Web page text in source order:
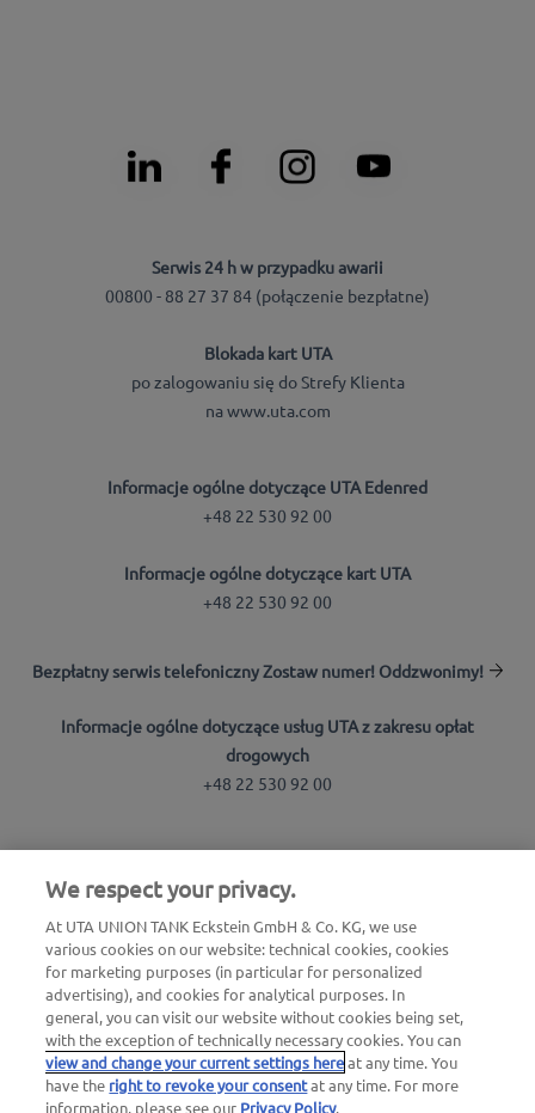
Serwis 24 h w przypadku awarii
00800 - 88 27 37 84 (połączenie bezpłatne)
Blokada kart UTA
po zalogowaniu się do Strefy Klienta
na www.uta.com
Informacje ogólne dotyczące UTA Edenred
+48 22 530 92 00
Informacje ogólne dotyczące kart UTA
+48 22 530 92 00
Bezpłatny serwis telefoniczny Zostaw numer! Oddzwonimy!
Informacje ogólne dotyczące usług UTA z zakresu opłat
drogowych
+48 22 530 92 00
Zaloguj się do strefy klienta
Informacje o UTA Edenred
Nota prawna |Nota prawna i pliki cookies / Ochrona
We respect your privacy.
At UTA UNION TANK Eckstein GmbH & Co. KG, we use
various cookies on our website: technical cookies, cookies
for marketing purposes (in particular for personalized
advertising), and cookies for analytical purposes. In
general, you can visit our website without cookies being set,
with the exception of technically necessary cookies. You can
view and change your current settings hereat any time. You
have the right to revoke your consentat any time. For more
information, please see our Privacy Policy.